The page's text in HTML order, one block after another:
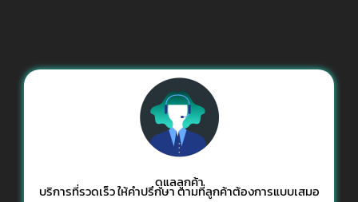
ดูแลลูกค้า
บริการที่รวดเร็ว ให้คำปรึกษา ตามที่ลูกค้าต้องการแบบเสมอ